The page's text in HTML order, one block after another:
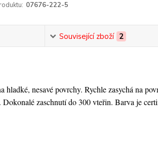
07676-222-5
Související zboží 2
nesavé povrchy. Rychle zasychá na
zaschnutí do 300 vteřin. Barva je